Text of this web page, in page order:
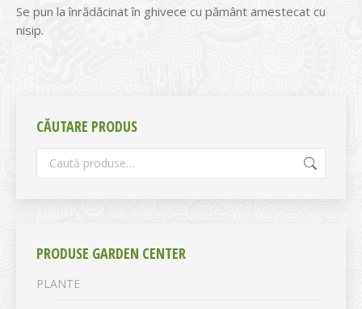
Se pun la înrădăcinat în ghivece cu pământ amestecat cu
nisip.
CĂUTARE PRODUS
PRODUSE GARDEN CENTER
PLANTE